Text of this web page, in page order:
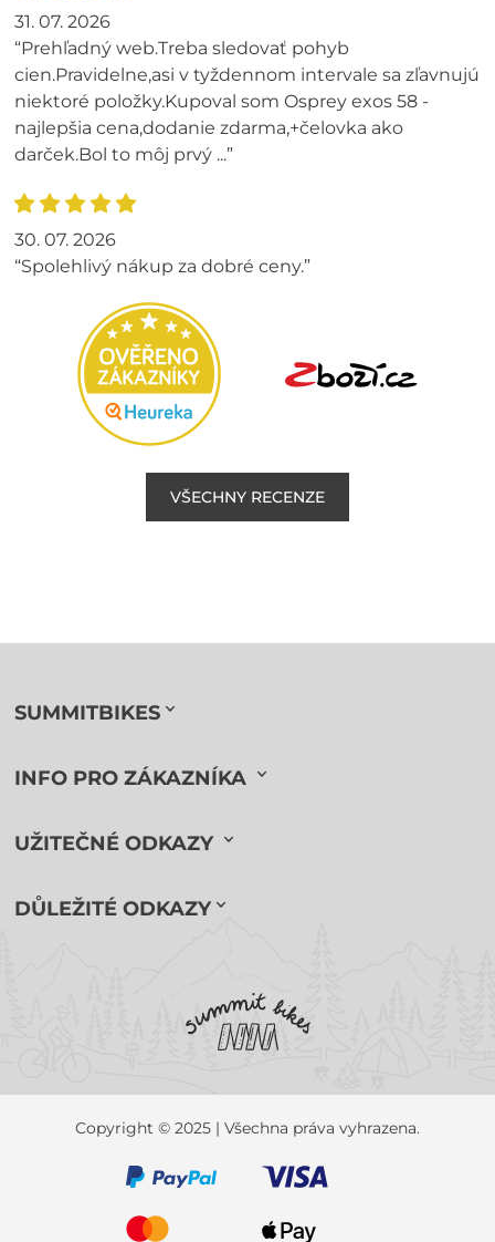
31. 07. 2026
“Prehľadný web.Treba sledovať pohyb
cien.Pravidelne,asi v tyždennom intervale sa zľavnujú
niektoré položky.Kupoval som Osprey exos 58 -
najlepšia cena,dodanie zdarma,+čelovka ako
darček.Bol to môj prvý ...”
30. 07. 2026
“Spolehlivý nákup za dobré ceny.”
VŠECHNY RECENZE
SUMMITBIKES
INFO PRO ZÁKAZNÍKA
UŽITEČNÉ ODKAZY
DŮLEŽITÉ ODKAZY
Copyright © 2025 | Všechna práva vyhrazena.